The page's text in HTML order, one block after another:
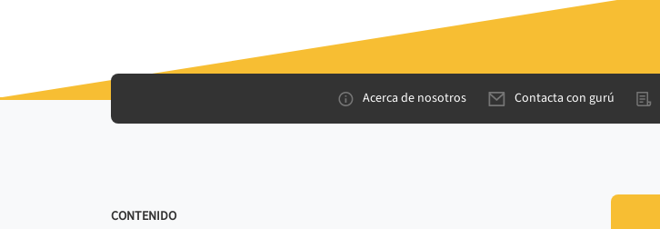
Acerca de nosotros Contacta con gurú
CONTENIDO